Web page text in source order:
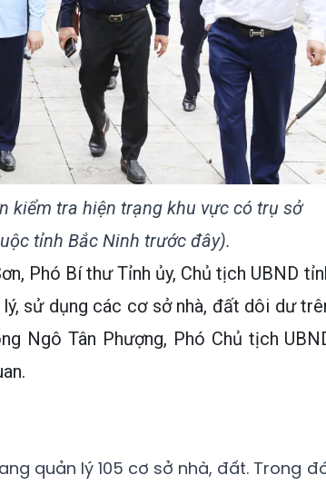
kiểm tra hiện trạng khu vực có trụ sở
tỉnh Bắc Ninh trước đây).
Phó Bí thư Tỉnh ủy, Chủ tịch UBND
sử dụng các cơ sở nhà, đất dôi dư
Ngô Tân Phượng, Phó Chủ tịch
quản lý 105 cơ sở nhà, đất. Trong